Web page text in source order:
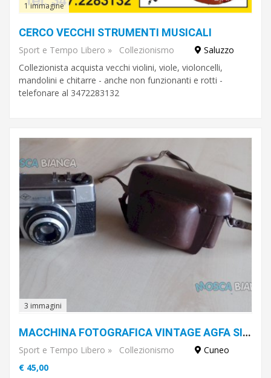
1 immagine
CERCO VECCHI STRUMENTI MUSICALI
Sport e Tempo Libero » Collezionismo
Saluzzo
Collezionista acquista vecchi violini, viole, violoncelli,
mandolini e chitarre - anche non funzionanti e rotti -
telefonare al 3472283132
3 immagini
MACCHINA FOTOGRAFICA VINTAGE AGFA SILETTE I ANNI 50/60 MADE IN GERMANIA
Sport e Tempo Libero » Collezionismo
Cuneo
€ 45,00